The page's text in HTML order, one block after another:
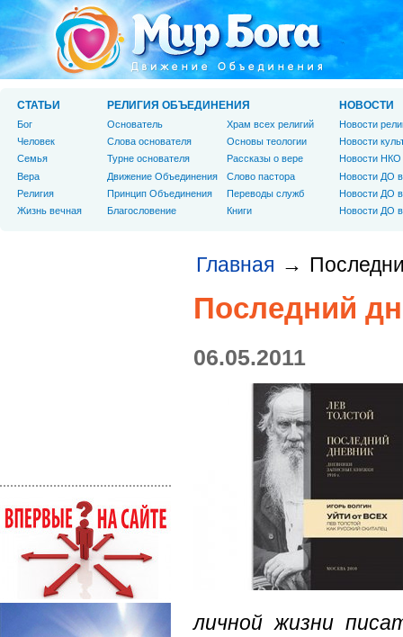
Главная →
Последний
06.05.2011
личной жизни
СТАТЬИ
Бог
Человек
Cемья
Вера
Религия
Жизнь вечная
РЕЛИГИЯ ОБЪЕДИНЕНИЯ
Основатель
Слова основателя
Турне основателя
Движение Объединения
Принцип Объединения
Благословение
Храм всех религий
Основы теологии
Рассказы о вере
Слово пастора
Переводы служб
Книги
НОВОСТИ
Новости
Новости
Новости НКО
Новости ДО
Новости ДО
Новости ДО